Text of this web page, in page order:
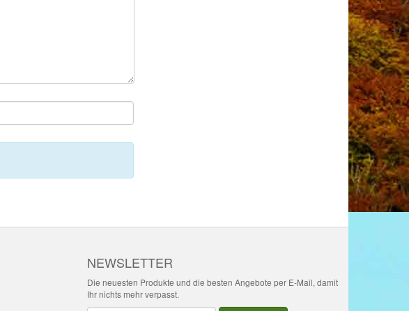
NEWSLETTER
Die neuesten Produkte und die besten Angebote per E-Mail, damit
Ihr nichts mehr verpasst.